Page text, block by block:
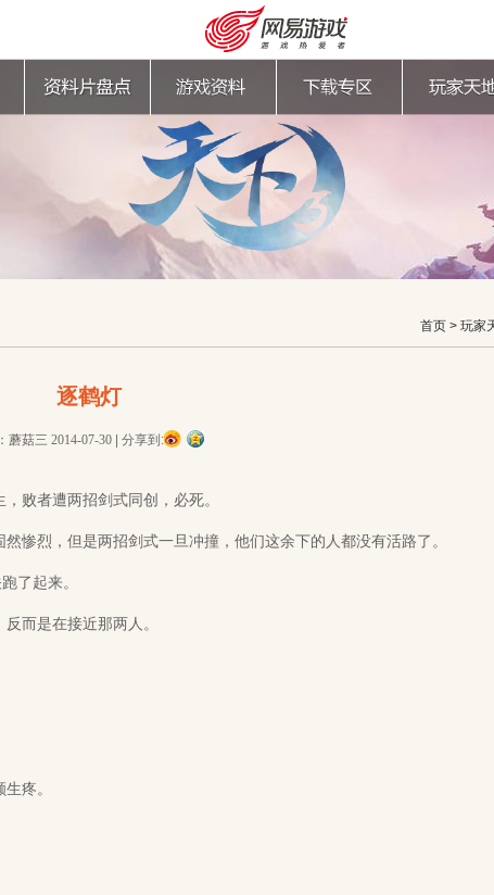
首页 > 玩家
逐鹤灯
蘑菇三 2014-07-30 分享到:
败者遭两招剑式同创，必死。
烈，但是两招剑式一旦冲撞，他们这余下的人都没有活路了。
了起来。
而是在接近那两人。
疼。